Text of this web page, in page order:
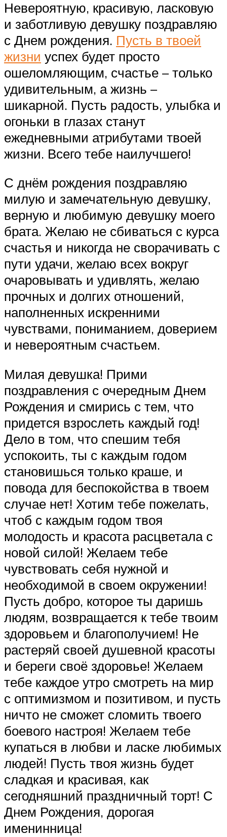
Невероятную, красивую, ласковую
и заботливую девушку поздравляю
с Днем рождения. Пусть в твоей
жизни успех будет просто
ошеломляющим, счастье – только
удивительным, а жизнь –
шикарной. Пусть радость, улыбка и
огоньки в глазах станут
ежедневными атрибутами твоей
жизни. Всего тебе наилучшего!
С днём рождения поздравляю
милую и замечательную девушку,
верную и любимую девушку моего
брата. Желаю не сбиваться с курса
счастья и никогда не сворачивать с
пути удачи, желаю всех вокруг
очаровывать и удивлять, желаю
прочных и долгих отношений,
наполненных искренними
чувствами, пониманием, доверием
и невероятным счастьем.
Милая девушка! Прими
поздравления с очередным Днем
Рождения и смирись с тем, что
придется взрослеть каждый год!
Дело в том, что спешим тебя
успокоить, ты с каждым годом
становишься только краше, и
повода для беспокойства в твоем
случае нет! Хотим тебе пожелать,
чтоб с каждым годом твоя
молодость и красота расцветала с
новой силой! Желаем тебе
чувствовать себя нужной и
необходимой в своем окружении!
Пусть добро, которое ты даришь
людям, возвращается к тебе твоим
здоровьем и благополучием! Не
растеряй своей душевной красоты
и береги своё здоровье! Желаем
тебе каждое утро смотреть на мир
с оптимизмом и позитивом, и пусть
ничто не сможет сломить твоего
боевого настроя! Желаем тебе
купаться в любви и ласке любимых
людей! Пусть твоя жизнь будет
сладкая и красивая, как
сегодняшний праздничный торт! С
Днем Рождения, дорогая
именинница!